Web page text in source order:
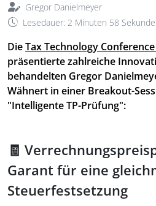
Gregor Danielmeyer
Lesedauer: 2 Minuten 58
DieTax Technology
präsentierte zahlreiche
behandelten Gregor
Wähnert in einer Breakout-
"Intelligente TP-Prüfung":
🧾
Garant für eine
Steuerfestsetzung